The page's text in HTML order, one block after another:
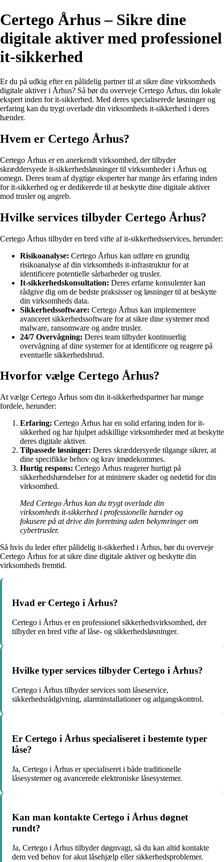
Certego Århus – Sikre dine
digitale aktiver med professionel
it-sikkerhed
Er du på udkig efter en pålidelig partner til at sikre dine virksomheds
digitale aktiver i Århus? Så bør du overveje Certego Århus, din lokale
ekspert inden for it-sikkerhed. Med deres specialiserede løsninger og
erfaring kan du trygt overlade din virksomheds it-sikkerhed i deres
hænder.
Hvem er Certego Århus?
Certego Århus er en anerkendt virksomhed, der tilbyder
skræddersyede it-sikkerhedsløsninger til virksomheder i Århus og
omegn. Deres team af dygtige eksperter har mange års erfaring inden
for it-sikkerhed og er dedikerede til at beskytte dine digitale aktiver
mod trusler og angreb.
Hvilke services tilbyder Certego Århus?
Certego Århus tilbyder en bred vifte af it-sikkerhedsservices, herunder:
Risikoanalyse: Certego Århus kan udføre en grundig
risikoanalyse af din virksomheds it-infrastruktur for at
identificere potentielle sårbarheder og trusler.
It-sikkerhedskonsultation: Deres erfarne konsulenter kan
rådgive dig om de bedste praksisser og løsninger til at beskytte
din virksomheds data.
Sikkerhedssoftware: Certego Århus kan implementere
avanceret sikkerhedssoftware for at sikre dine systemer mod
malware, ransomware og andre trusler.
24/7 Overvågning: Deres team tilbyder kontinuerlig
overvågning af dine systemer for at identificere og reagere på
eventuelle sikkerhedsbrud.
Hvorfor vælge Certego Århus?
At vælge Certego Århus som din it-sikkerhedspartner har mange
fordele, herunder:
Erfaring: Certego Århus har en solid erfaring inden for it-
sikkerhed og har hjulpet adskillige virksomheder med at beskytte
deres digitale aktiver.
Tilpassede løsninger: Deres skræddersyede tilgange sikrer, at
dine specifikke behov og krav imødekommes.
Hurtig respons: Certego Århus reagerer hurtigt på
sikkerhedshændelser for at minimere skader og nedetid for din
virksomhed.
Med Certego Århus kan du trygt overlade din
virksomheds it-sikkerhed i professionelle hænder og
fokusere på at drive din forretning uden bekymringer om
cybertrusler.
Så hvis du leder efter pålidelig it-sikkerhed i Århus, bør du overveje
Certego Århus for at sikre dine digitale aktiver og beskytte din
virksomheds fremtid.
Hvad er Certego i Århus?
Certego i Århus er en professionel sikkerhedsvirksomhed, der
tilbyder en bred vifte af låse- og sikkerhedsløsninger.
Hvilke typer services tilbyder Certego i Århus?
Certego i Århus tilbyder services som låseservice,
sikkerhedsrådgivning, alarminstallationer og adgangskontrol.
Er Certego i Århus specialiseret i bestemte typer
låse?
Ja, Certego i Århus er specialiseret i både traditionelle
låsesystemer og avancerede elektroniske låsesystemer.
Kan man kontakte Certego i Århus døgnet
rundt?
Ja, Certego i Århus tilbyder døgnvagt, så du kan altid kontakte
dem ved behov for akut låsehjælp eller sikkerhedsproblemer.